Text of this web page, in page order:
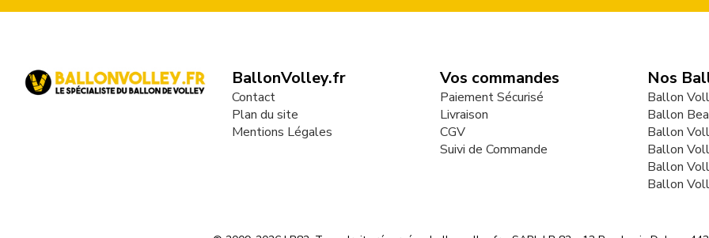
BallonVolley.fr
Contact
Plan du site
Mentions Légales
Vos commandes
Paiement Sécurisé
Livraison
CGV
Suivi de Commande
Nos
Ballon
Ballon
Ballon
Ballon
Ballon
Ballon